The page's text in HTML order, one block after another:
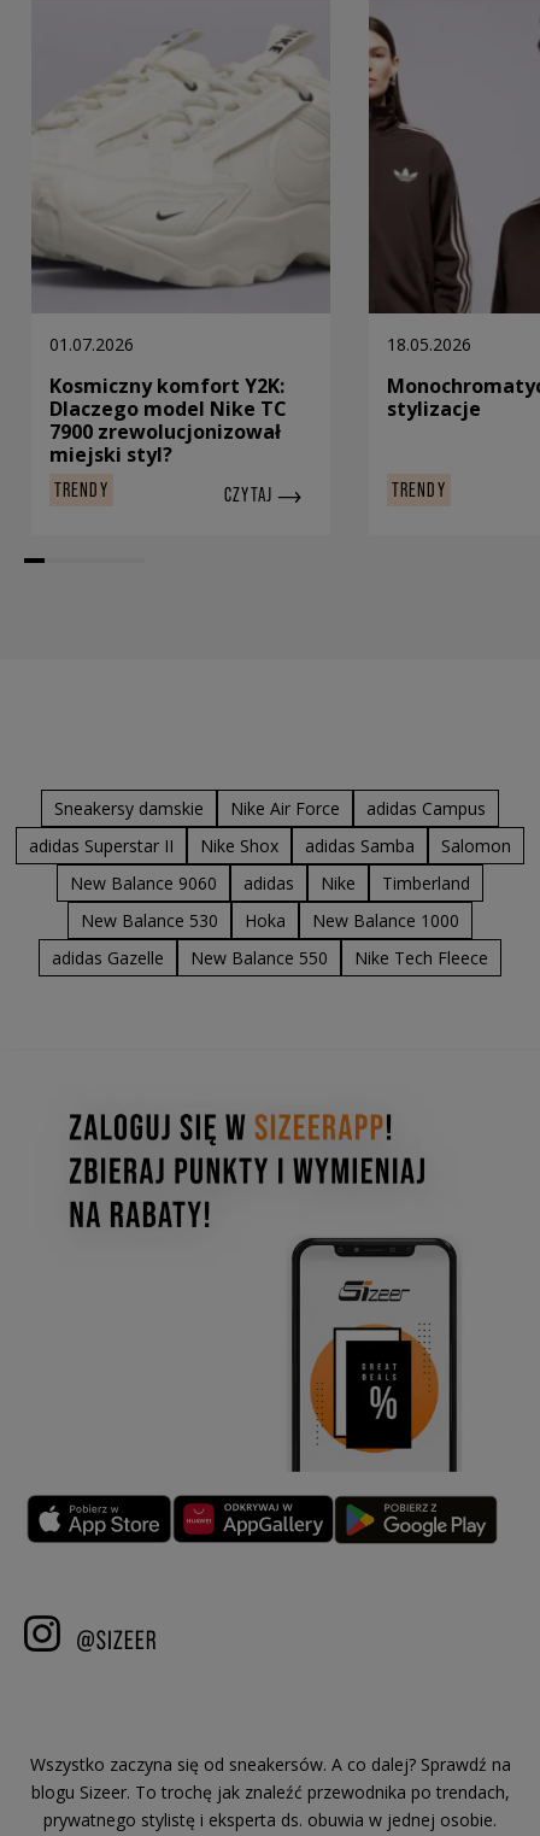
01.07.2026
Kosmiczny komfort Y2K:
Dlaczego model Nike TC
7900 zrewolucjonizował
miejski styl?
TRENDY CZYTAJ
18.05.2026
stylizacje
TRENDY
Sneakersy damskie Nike Air Force
adidas Campus
adidas Superstar II
Nike Shox adidas Samba
Salomon
New Balance 9060
adidas Nike
Timberland
New Balance 530
Hoka
New Balance 1000
adidas Gazelle
New Balance 550 Nike Tech Fleece
Wszystko zaczyna się od sneakersów. A co dalej? Sprawdź na
blogu Sizeer. To trochę jak znaleźć przewodnika po trendach,
prywatnego stylistę i eksperta ds. obuwia w jednej osobie.